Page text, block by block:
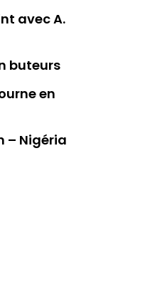
avec A.
buteurs
en
– Nigéria